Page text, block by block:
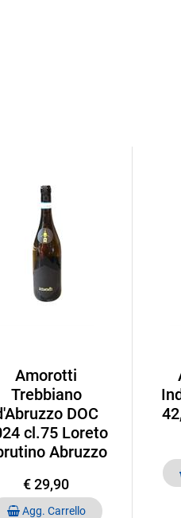
Amorotti
Trebbiano
DOC
cl.75 Loreto
Abruzzo
€ 29,90
Quantità
Agg. Carrello